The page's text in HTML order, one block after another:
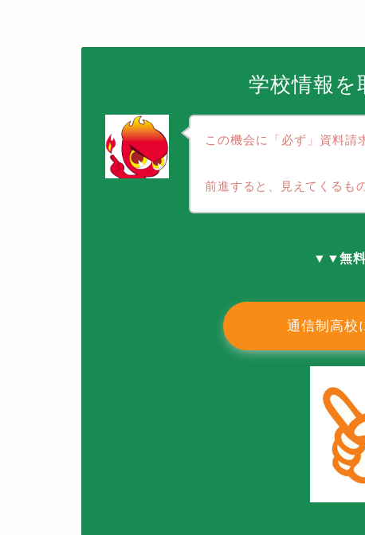
学校情報を
この機会に「必ず」資料請
前進すると、見えてく
▼▼無
通信制高校